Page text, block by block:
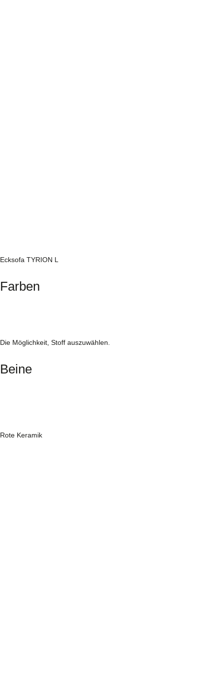
Ecksofa TYRION L
Farben
Die Möglichkeit, Stoff auszuwählen.
Beine
Rote Keramik